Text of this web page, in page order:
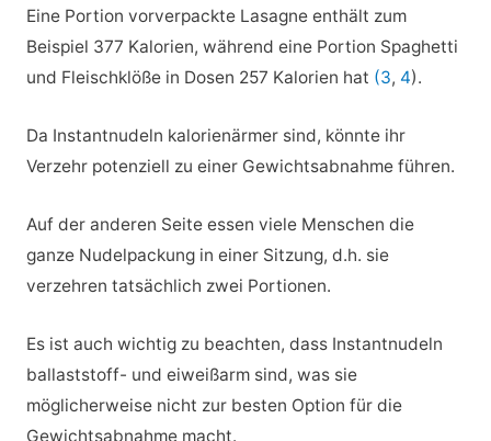
Eine Portion vorverpackte Lasagne enthält zum
Beispiel 377 Kalorien, während eine Portion Spaghetti
und Fleischklöße in Dosen 257 Kalorien hat (3, 4).
Da Instantnudeln kalorienärmer sind, könnte ihr
Verzehr potenziell zu einer Gewichtsabnahme führen.
Auf der anderen Seite essen viele Menschen die
ganze Nudelpackung in einer Sitzung, d.h. sie
verzehren tatsächlich zwei Portionen.
Es ist auch wichtig zu beachten, dass Instantnudeln
ballaststoff- und eiweißarm sind, was sie
möglicherweise nicht zur besten Option für die
Gewichtsabnahme macht.